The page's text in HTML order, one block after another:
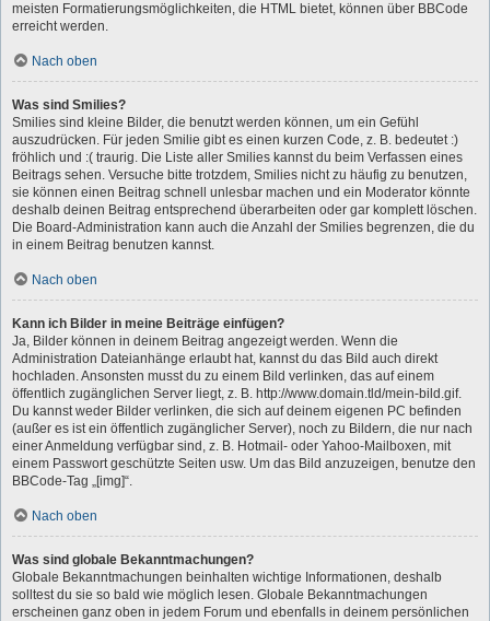
meisten Formatierungsmöglichkeiten, die HTML bietet, können über BBCode
erreicht werden.
Nach oben
Was sind Smilies?
Smilies sind kleine Bilder, die benutzt werden können, um ein Gefühl
auszudrücken. Für jeden Smilie gibt es einen kurzen Code, z. B. bedeutet :)
fröhlich und :( traurig. Die Liste aller Smilies kannst du beim Verfassen eines
Beitrags sehen. Versuche bitte trotzdem, Smilies nicht zu häufig zu benutzen,
sie können einen Beitrag schnell unlesbar machen und ein Moderator könnte
deshalb deinen Beitrag entsprechend überarbeiten oder gar komplett löschen.
Die Board-Administration kann auch die Anzahl der Smilies begrenzen, die du
in einem Beitrag benutzen kannst.
Nach oben
Kann ich Bilder in meine Beiträge einfügen?
Ja, Bilder können in deinem Beitrag angezeigt werden. Wenn die
Administration Dateianhänge erlaubt hat, kannst du das Bild auch direkt
hochladen. Ansonsten musst du zu einem Bild verlinken, das auf einem
öffentlich zugänglichen Server liegt, z. B. http://www.domain.tld/mein-bild.gif.
Du kannst weder Bilder verlinken, die sich auf deinem eigenen PC befinden
(außer es ist ein öffentlich zugänglicher Server), noch zu Bildern, die nur nach
einer Anmeldung verfügbar sind, z. B. Hotmail- oder Yahoo-Mailboxen, mit
einem Passwort geschützte Seiten usw. Um das Bild anzuzeigen, benutze den
BBCode-Tag „[img]“.
Nach oben
Was sind globale Bekanntmachungen?
Globale Bekanntmachungen beinhalten wichtige Informationen, deshalb
solltest du sie so bald wie möglich lesen. Globale Bekanntmachungen
erscheinen ganz oben in jedem Forum und ebenfalls in deinem persönlichen